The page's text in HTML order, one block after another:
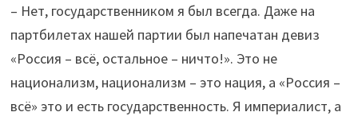
– Нет, государственником я был всегда. Даже на
партбилетах нашей партии был напечатан девиз
«Россия – всё, остальное – ничто!». Это не
национализм, национализм – это нация, а «Россия –
всё» это и есть государственность. Я империалист, а